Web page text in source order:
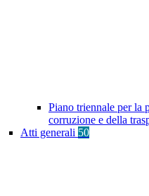
Piano triennale per la
corruzione e della
Atti generali 50